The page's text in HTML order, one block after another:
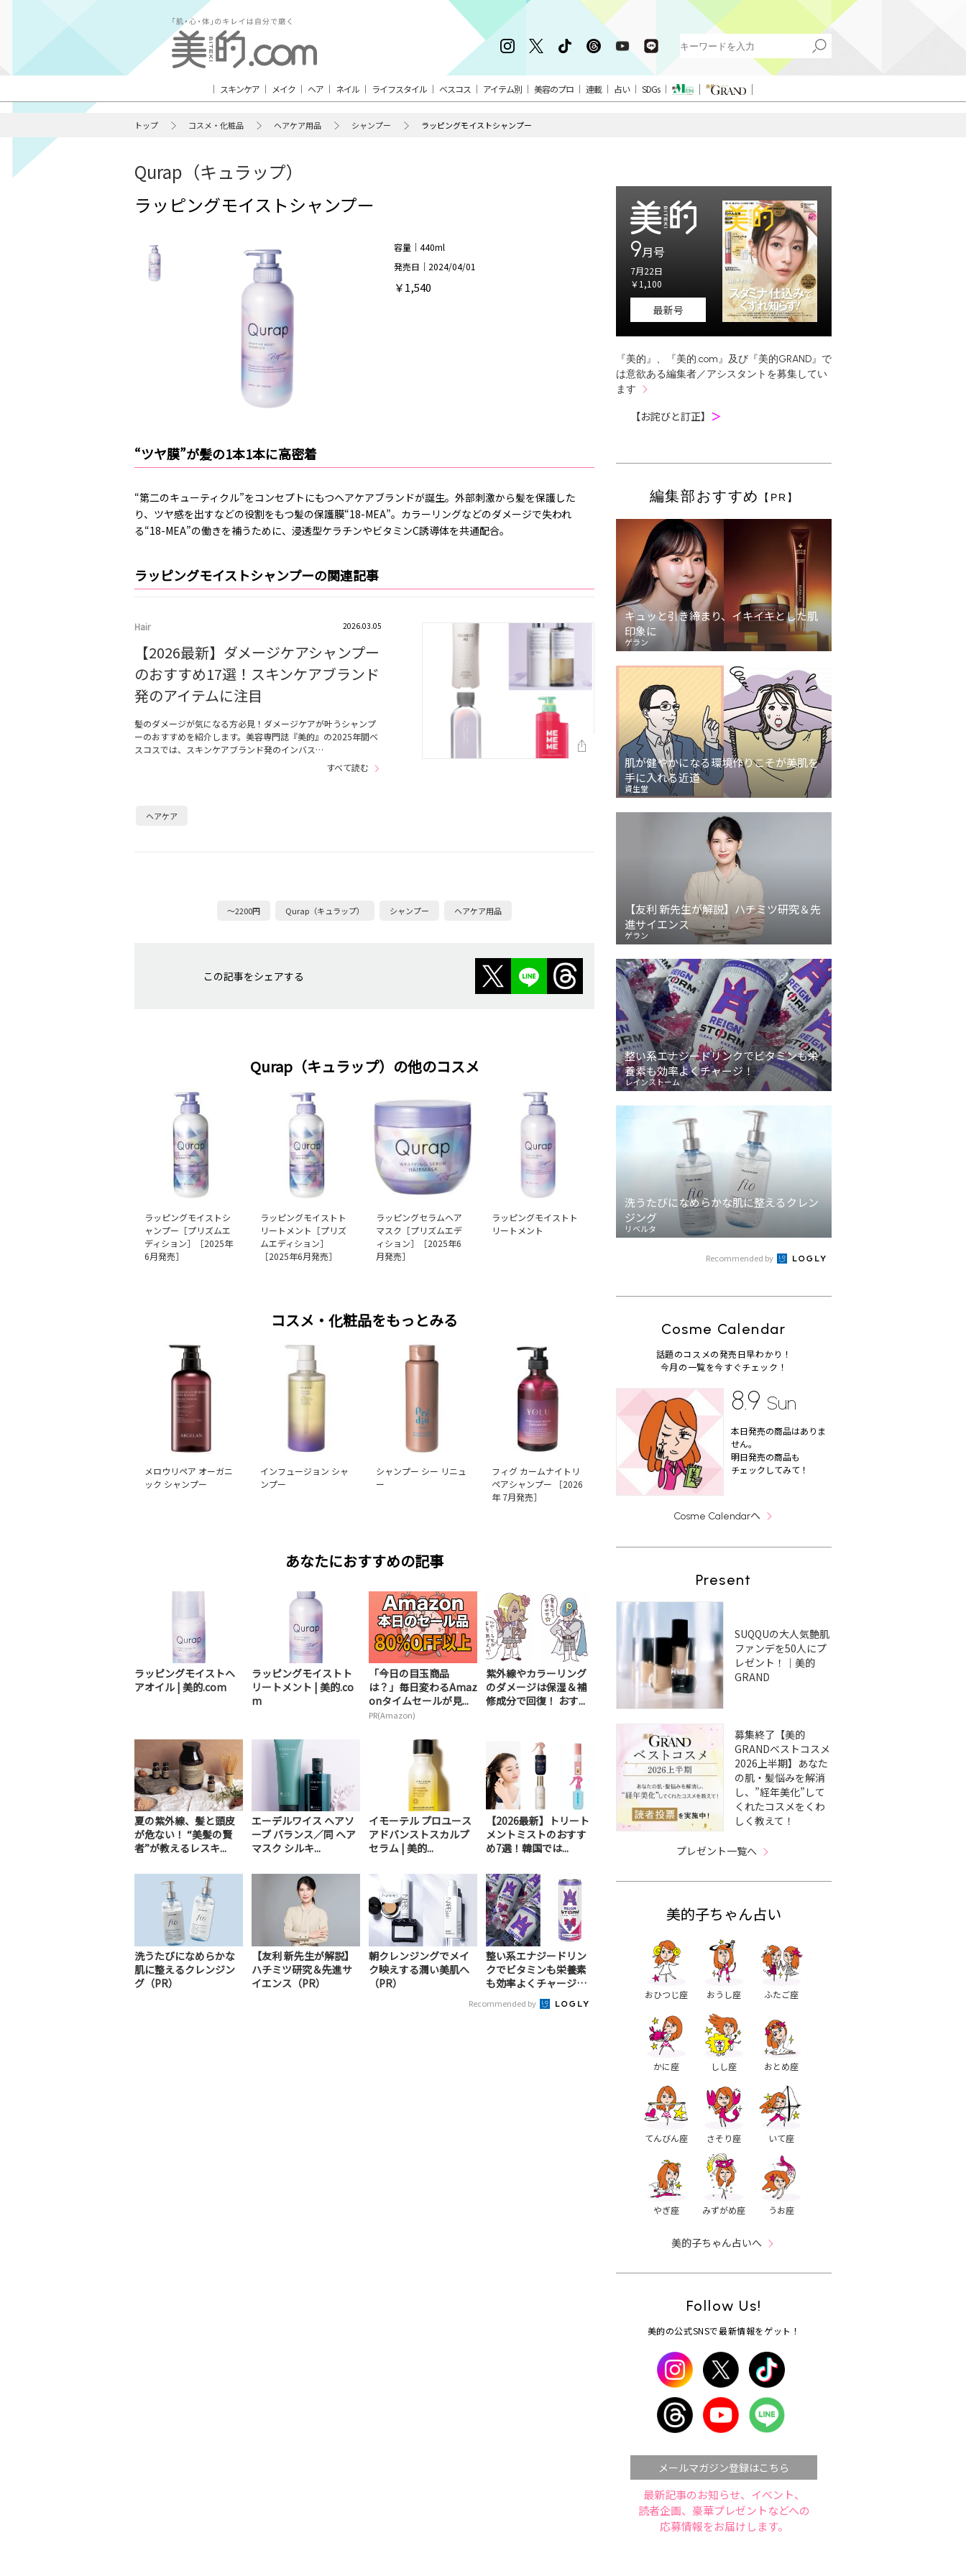
スキンケア メイク ヘア ネイル ライフスタイル ベスコス アイテム別 美容のプロ 連載 占い SDGs
トップ コスメ・化粧品 ヘアケア用品 シャンプー ラッピングモイストシャンプー
Qurap（キュラップ）
ラッピングモイストシャンプー
容量｜440ml
発売日｜2024/04/01
￥1,540
“ツヤ膜”が髪の1本1本に高密着
“第二のキューティクル”をコンセプトにもつヘアケアブランドが誕生。外部刺激から髪を保護した
り、ツヤ感を出すなどの役割をもつ髪の保護膜“18-MEA”。カラーリングなどのダメージで失われ
る“18-MEA”の働きを補うために、浸透型ケラチンやビタミンC誘導体を共通配合。
ラッピングモイストシャンプーの関連記事
Hair 2026.03.05
【2026最新】ダメージケアシャンプー
のおすすめ17選！スキンケアブランド
発のアイテムに注目
髪のダメージが気になる方必見！ダメージケアが叶うシャンプ
ーのおすすめを紹介します。美容専門誌『美的』の2025年間ベ
スコスでは、スキンケアブランド発のインバス…
すべて読む
ヘアケア
～2200円 Qurap（キュラップ） シャンプー ヘアケア用品
この記事をシェアする
Qurap（キュラップ）の他のコスメ
ラッピングモイストシ
ャンプー［プリズムエ
ディション］［2025年
6月発売］
ラッピングモイストト
リートメント［プリズ
ムエディション］
［2025年6月発売］
ラッピングセラムヘア
マスク［プリズムエデ
ィション］［2025年6
月発売］
ラッピングモイストト
リートメント
コスメ・化粧品をもっとみる
メロウリペア オーガニ
ック シャンプー
インフュージョン シャ
ンプー
シャンプー シー リニュ
ー
フィグ カームナイトリ
ペアシャンプー ［2026
年 7月発売］
あなたにおすすめの記事
ラッピングモイストヘ
アオイル | 美的.com
ラッピングモイストト
リートメント | 美的.co
m
「今日の目玉商品
は？」毎日変わるAmaz
onタイムセールが見...
PR(Amazon)
紫外線やカラーリング
のダメージは保湿＆補
修成分で回復！ おす...
夏の紫外線、髪と頭皮
が危ない！ “美髪の賢
者”が教えるレスキ...
エーデルワイス ヘアソ
ープ バランス／同 ヘア
マスク シルキ...
イモーテル プロユース
アドバンストスカルプ
セラム | 美的...
【2026最新】トリート
メントミストのおすす
め7選！韓国では...
洗うたびになめらかな
肌に整えるクレンジン
グ（PR）
【友利 新先生が解説】
ハチミツ研究＆先進サ
イエンス（PR）
朝クレンジングでメイ
ク映えする潤い美肌へ
（PR）
整い系エナジードリン
クでビタミンも栄養素
も効率よくチャージ！
Recommended by
9月号
7月22日
￥1,100
最新号
『美的』、『美的.com』及び『美的GRAND』で
は意欲ある編集者／アシスタントを募集してい
ます
【お詫びと訂正】 ＞
編集部おすすめ 【PR】
キュッと引き締まり、イキイキとした肌
印象に
ゲラン
肌が健やかになる環境作りこそが美肌を
手に入れる近道
資生堂
【友利 新先生が解説】ハチミツ研究＆先
進サイエンス
ゲラン
整い系エナジードリンクでビタミンも栄
養素も効率よくチャージ！
レインストーム
洗うたびになめらかな肌に整えるクレン
ジング
リベルタ
Recommended by
Cosme Calendar
話題のコスメの発売日早わかり！
今月の一覧を今すぐチェック！
8.9 Sun
本日発売の商品はありま
せん。
明日発売の商品も
チェックしてみて！
Cosme Calendarへ
Present
SUQQUの大人気艶肌
ファンデを50人にプ
レゼント！｜美的
GRAND
募集終了【美的
GRANDベストコスメ
2026上半期】あなた
の肌・髪悩みを解消
し、”経年美化”して
くれたコスメをくわ
しく教えて！
プレゼント一覧へ
美的子ちゃん占い
おひつじ座 おうし座 ふたご座
かに座 しし座 おとめ座
てんびん座 さそり座 いて座
やぎ座 みずがめ座 うお座
美的子ちゃん占いへ
Follow Us!
美的の公式SNSで最新情報をゲット！
メールマガジン登録はこちら
最新記事のお知らせ、イベント、
読者企画、豪華プレゼントなどへの
応募情報をお届けします。